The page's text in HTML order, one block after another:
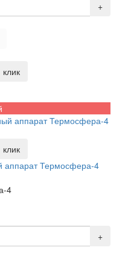
+
аппарат Термосфера-4
4
+